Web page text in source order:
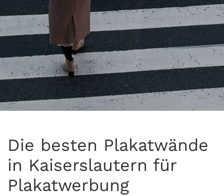
Die besten Plakatwände
in Kaiserslautern für
Plakatwerbung